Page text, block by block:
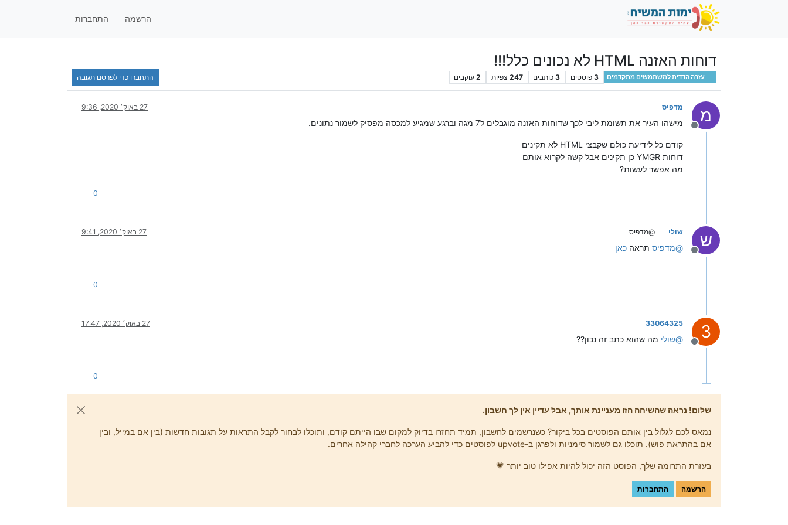
הרשמה התחברות
דוחות האזנה HTML לא נכונים כלל!!!
עזרה הדדית למשתמשים מתקדמים 3 פוסטים 3 כותבים 247 צפיות 2 עוקבים התחברו כדי לפרסם תגובה
מ
מנותק
מדפיס 27 באוק׳ 2020, 9:36
מישהו העיר את תשומת ליבי לכך שדוחות האזנה מוגבלים ל7 מגה וברגע שמגיע למכסה מפסיק לשמור נתונים.
קודם כל לידיעת כולם שקבצי HTML לא תקינים
דוחות YMGR כן תקינים אבל קשה לקרוא אותם
מה אפשר לעשות?
0
ש
מנותק
שולי @מדפיס 27 באוק׳ 2020, 9:41
@מדפיס תראה כאן
0
3
מנותק
33064325 27 באוק׳ 2020, 17:47
@שולי מה שהוא כתב זה נכון??
0
שלום! נראה שהשיחה הזו מעניינת אותך, אבל עדיין אין לך חשבון.
נמאס לכם לגלול בין אותם הפוסטים בכל ביקור? כשנרשמים לחשבון, תמיד תחזרו בדיוק למקום שבו הייתם קודם, ותוכלו לבחור לקבל התראות על תגובות חדשות (בין אם במייל, ובין
אם בהתראת פוש). תוכלו גם לשמור סימניות ולפרגן ב-upvote לפוסטים כדי להביע הערכה לחברי קהילה אחרים.
בעזרת התרומה שלך, הפוסט הזה יכול להיות אפילו טוב יותר 💗
הרשמה התחברות